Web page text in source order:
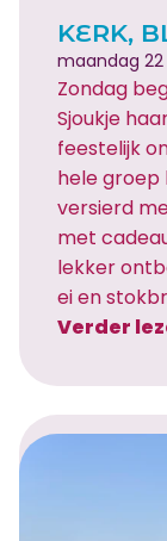
KERK,
maandag
Zondag
Sjoukje
feestelijk
hele groep
versierd
met
lekker
ei en
Verder